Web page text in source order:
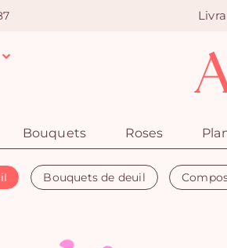
Bouquets Roses
Bouquets de deuil